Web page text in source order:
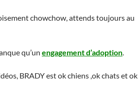
chowchow, attends toujours au
qu’un engagement d’adoption.
BRADY est ok chiens ,ok chats et ok